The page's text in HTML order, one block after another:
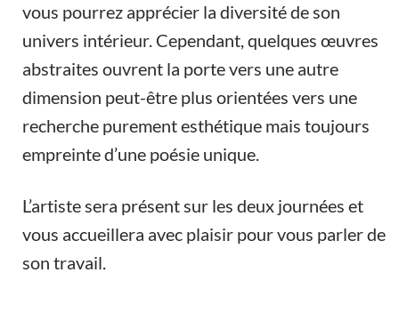
vous pourrez apprécier la diversité de son
univers intérieur. Cependant, quelques œuvres
abstraites ouvrent la porte vers une autre
dimension peut-être plus orientées vers une
recherche purement esthétique mais toujours
empreinte d’une poésie unique.
L’artiste sera présent sur les deux journées et
vous accueillera avec plaisir pour vous parler de
son travail.